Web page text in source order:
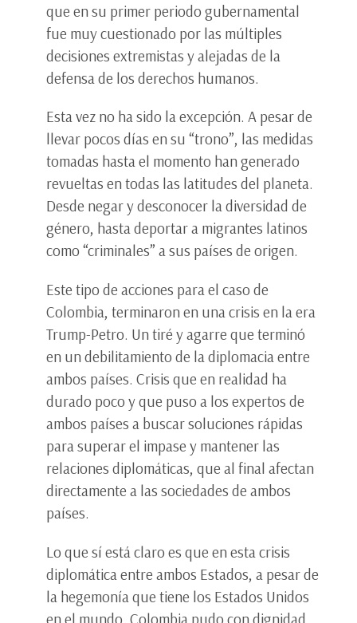
que en su primer periodo gubernamental
fue muy cuestionado por las múltiples
decisiones extremistas y alejadas de la
defensa de los derechos humanos.
Esta vez no ha sido la excepción. A pesar de
llevar pocos días en su “trono”, las medidas
tomadas hasta el momento han generado
revueltas en todas las latitudes del planeta.
Desde negar y desconocer la diversidad de
género, hasta deportar a migrantes latinos
como “criminales” a sus países de origen.
Este tipo de acciones para el caso de
Colombia, terminaron en una crisis en la era
Trump-Petro. Un tiré y agarre que terminó
en un debilitamiento de la diplomacia entre
ambos países. Crisis que en realidad ha
durado poco y que puso a los expertos de
ambos países a buscar soluciones rápidas
para superar el impase y mantener las
relaciones diplomáticas, que al final afectan
directamente a las sociedades de ambos
países.
Lo que sí está claro es que en esta crisis
diplomática entre ambos Estados, a pesar de
la hegemonía que tiene los Estados Unidos
en el mundo, Colombia pudo con dignidad